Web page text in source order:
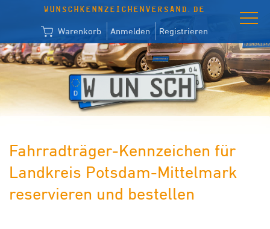
WUNSCHKENNZEICHENVERSAND.DE
Warenkorb Anmelden Registrieren
Fahrradträger-Kennzeichen für
Landkreis Potsdam-Mittelmark
reservieren und bestellen